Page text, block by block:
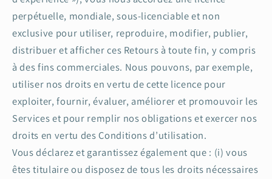
perpétuelle, mondiale, sous-licenciable et non
exclusive pour utiliser, reproduire, modifier, publier,
distribuer et afficher ces Retours à toute fin, y compris
à des fins commerciales. Nous pouvons, par exemple,
utiliser nos droits en vertu de cette licence pour
exploiter, fournir, évaluer, améliorer et promouvoir les
Services et pour remplir nos obligations et exercer nos
droits en vertu des Conditions d’utilisation.
Vous déclarez et garantissez également que : (i) vous
êtes titulaire ou disposez de tous les droits nécessaires